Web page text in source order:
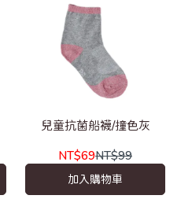
兒童抗菌船襪/撞色灰
NT$69NT$99
加入購物車